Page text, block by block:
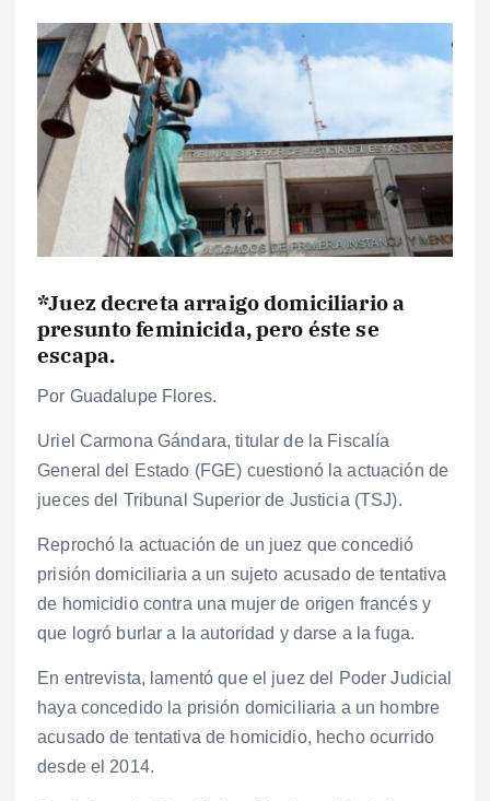
*Juez decreta arraigo domiciliario a
presunto feminicida, pero éste se
escapa.
Por Guadalupe Flores.
Uriel Carmona Gándara, titular de la Fiscalía
General del Estado (FGE) cuestionó la actuación de
jueces del Tribunal Superior de Justicia (TSJ).
Reprochó la actuación de un juez que concedió
prisión domiciliaria a un sujeto acusado de tentativa
de homicidio contra una mujer de origen francés y
que logró burlar a la autoridad y darse a la fuga.
En entrevista, lamentó que el juez del Poder Judicial
haya concedido la prisión domiciliaria a un hombre
acusado de tentativa de homicidio, hecho ocurrido
desde el 2014.